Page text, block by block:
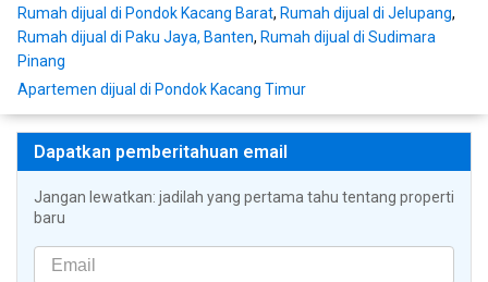
Rumah dijual di Pondok Kacang Barat, Rumah dijual di Jelupang,
Rumah dijual di Paku Jaya, Banten, Rumah dijual di Sudimara
Pinang
Apartemen dijual di Pondok Kacang Timur
Dapatkan pemberitahuan email
Jangan lewatkan: jadilah yang pertama tahu tentang properti
baru